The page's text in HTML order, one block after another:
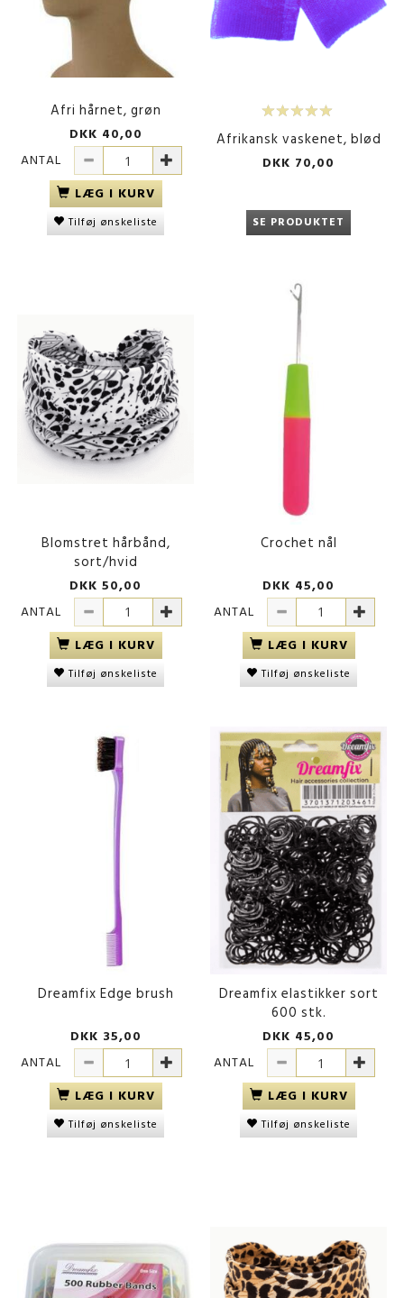
Afri hårnet, grøn
DKK 40,00
ANTAL
LÆG I KURV
Tilføj ønskeliste
Afrikansk vaskenet, blød
DKK 70,00
SE PRODUKTET
Blomstret hårbånd,
sort/hvid
DKK 50,00
ANTAL
LÆG I KURV
Tilføj ønskeliste
Crochet nål
DKK 45,00
ANTAL
LÆG I KURV
Tilføj ønskeliste
Dreamfix Edge brush
DKK 35,00
ANTAL
LÆG I KURV
Tilføj ønskeliste
Dreamfix elastikker sort
600 stk.
DKK 45,00
ANTAL
LÆG I KURV
Tilføj ønskeliste